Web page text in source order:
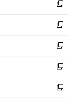
く
で
開
く
い
ウ
ィ
ン
ド
ウ
で
開
く
新
し
い
ウ
ィ
ン
ド
ウ
で
開
新
し
い
ウ
ィ
ン
ド
ウ
新
し
い
ウ
ィ
ン
新
し
い
ウ
新
し